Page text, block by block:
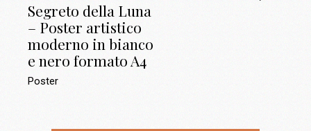
Segreto della Luna
– Poster artistico
moderno in bianco
e nero formato A4
Poster